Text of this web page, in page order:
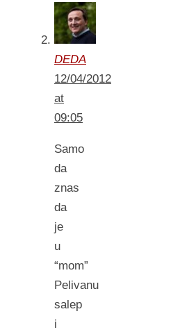
DEDA
12/04/2012
at
09:05
Samo
da
znas
da
je
u
“mom”
Pelivanu
salep
i